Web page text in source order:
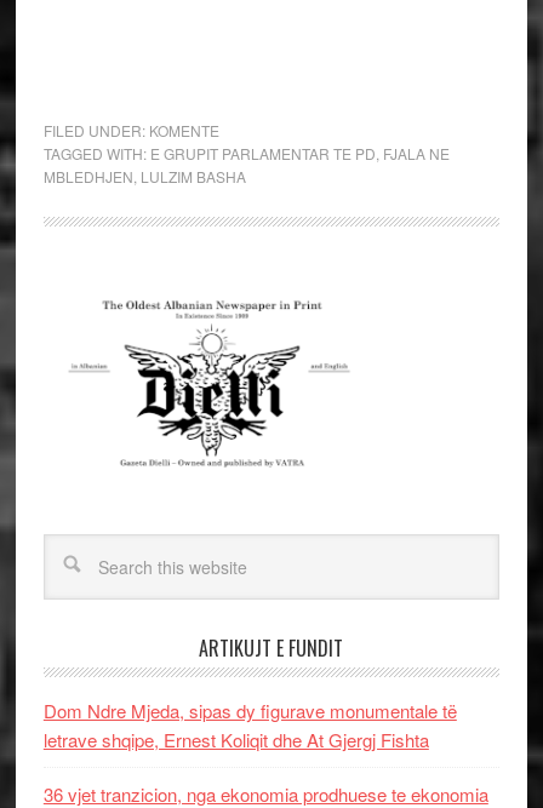
FILED UNDER: KOMENTE
TAGGED WITH: E GRUPIT PARLAMENTAR TE PD FJALA NE
MBLEDHJEN LULZIM BASHA
ARTIKUJT E FUNDIT
Dom Ndre Mjeda, sipas dy figurave monumentale të
letrave shqipe, Ernest Koliqit dhe At Gjergj Fishta
36 vjet tranzicion, nga ekonomia prodhuese te ekonomia